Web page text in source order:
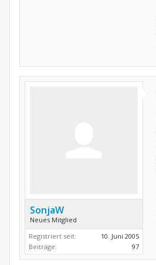
SonjaW
Neues Mitglied
Registriert seit:
10. Juni 2005
Beiträge:
97